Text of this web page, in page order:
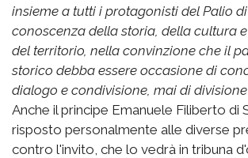
insieme a tutti i protagonisti del Palio
conoscenza della storia, della cultura
del territorio, nella convinzione che il
storico debba essere occasione di
dialogo e condivisione, mai di divisione
Anche il principe Emanuele Filiberto di
risposto personalmente alle diverse
contro l'invito, che lo vedrà in tribuna